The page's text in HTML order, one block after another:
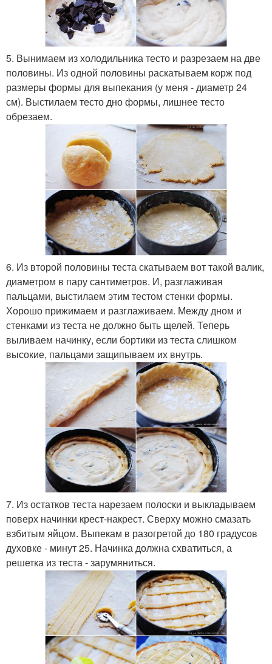
5. Вынимаем из холодильника тесто и разрезаем на две
половины. Из одной половины раскатываем корж под
размеры формы для выпекания (у меня - диаметр 24
см). Выстилаем тесто дно формы, лишнее тесто
обрезаем.
6. Из второй половины теста скатываем вот такой валик,
диаметром в пару сантиметров. И, разглаживая
пальцами, выстилаем этим тестом стенки формы.
Хорошо прижимаем и разглаживаем. Между дном и
стенками из теста не должно быть щелей. Теперь
выливаем начинку, если бортики из теста слишком
высокие, пальцами защипываем их внутрь.
7. Из остатков теста нарезаем полоски и выкладываем
поверх начинки крест-накрест. Сверху можно смазать
взбитым яйцом. Выпекам в разогретой до 180 градусов
духовке - минут 25. Начинка должна схватиться, а
решетка из теста - зарумяниться.